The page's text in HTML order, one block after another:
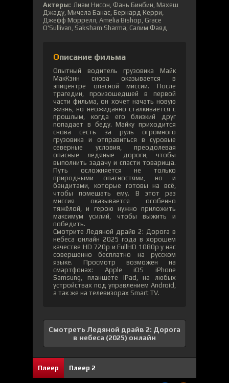
Актеры: Лиам Нисон, Фань Бинбин, Махеш
Джаду, Мичела Банас, Бернард Керри,
Джефф Моррелл, Amelia Bishop, Grace
O'Sullivan, Saksham Sharma, Салим Фаяд
Описание фильма
Опытный водитель грузовика Майк
МакКэнн снова оказывается в
эпицентре опасной миссии. После
трагедии, произошедшей в первой
части фильма, он хочет начать новую
жизнь, но неожиданно сталкивается с
прошлым, когда его близкий друг
попадает в беду. Майку приходится
снова сесть за руль огромного
грузовика и отправиться в суровые
северные условия, преодолевая
опасные ледяные дороги, чтобы
выполнить задачу и спасти товарища.
Путь осложняется не только
природными опасностями, но и
бандитами, которые готовы на всё,
чтобы помешать ему. В этот раз
миссия оказывается особенно
тяжёлой, и герою нужно приложить
максимум усилий, чтобы выжить и
победить.
Смотрите Ледяной драйв 2: Дорога в
небеса онлайн 2025 года в хорошем
качестве HD 720p и FullHD 1080p у нас
совершенно бесплатно на русском
языке. Просмотр возможен на
смартфонах: Apple iOS iPhone
Samsung, планшете iPad, на любых
устройствах под управлением Android,
а так же на телевизорах Smart TV.
Смотреть Ледяной драйв 2: Дорога
в небеса (2025) онлайн
Плеер Плеер 2